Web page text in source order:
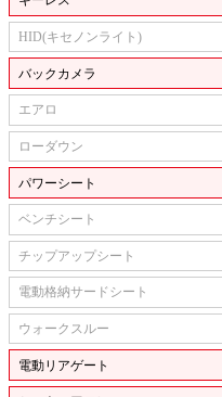
HID(キセノンライト)
バックカメラ
エアロ
ローダウン
パワーシート
ベンチシート
チップアップシート
電動格納サードシート
ウォークスルー
電動リアゲート